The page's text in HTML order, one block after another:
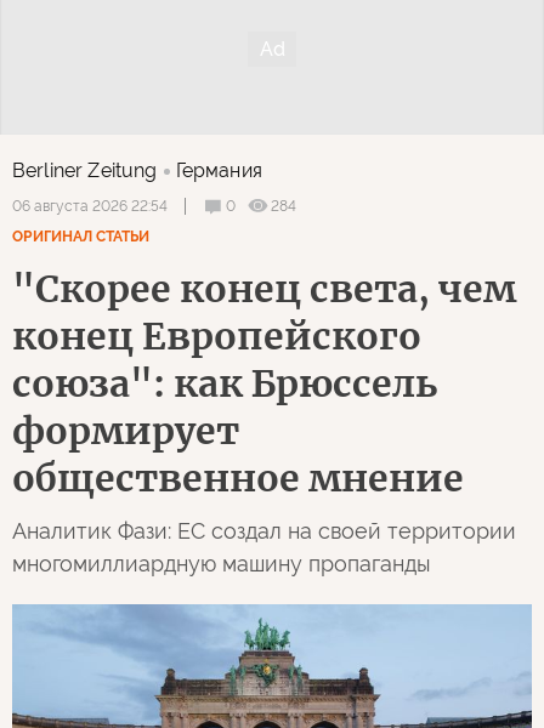
Berliner Zeitung Германия
06 августа 2026 22:54 0
284
ОРИГИНАЛ СТАТЬИ
"Скорее конец света, чем
конец Европейского
союза": как Брюссель
формирует
общественное мнение
Аналитик Фази: ЕС создал на своей территории
многомиллиардную машину пропаганды